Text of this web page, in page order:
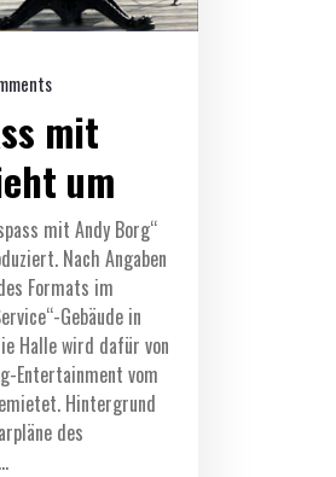
mit
um
mit Andy Borg“
Nach Angaben
Formats im
Gebäude in
Halle wird dafür von
Entertainment vom
Hintergrund
des